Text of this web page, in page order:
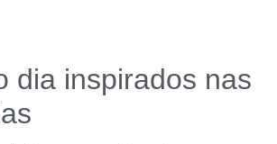
dia inspirados nas